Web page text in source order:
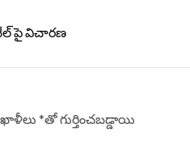
పై విచారణ
*‌తో గుర్తించబడ్డాయి